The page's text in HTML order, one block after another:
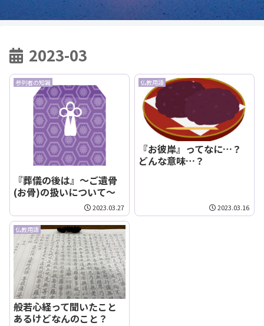
2023-03
参列者の知識
『葬儀の後は』～ご遺骨
(お骨)の扱いについて～
2023.03.27
仏教用語
『お彼岸』ってなに…？
どんな意味…？
2023.03.16
仏教用語
般若心経って聞いたこと
あるけどなんのこと？